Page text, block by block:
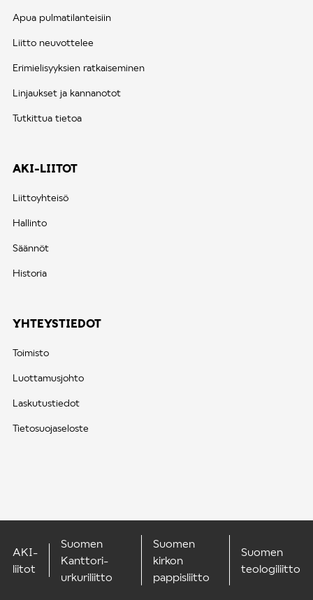
Apua pulmatilanteisiin
Liitto neuvottelee
Erimielisyyksien ratkaiseminen
Linjaukset ja kannanotot
Tutkittua tietoa
AKI-LIITOT
Liittoyhteisö
Hallinto
Säännöt
Historia
YHTEYSTIEDOT
Toimisto
Luottamusjohto
Laskutustiedot
Tietosuojaseloste
AKI-
liitot
Suomen
Kanttori-
urkuriliitto
Suomen
kirkon
pappisliitto
Suomen
teologiliitto